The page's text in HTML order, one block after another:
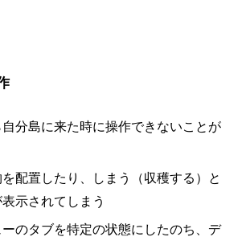
分島に来た時に操作できないことが
配置したり、しまう（収穫する）と
示されてしまう
のタブを特定の状態にしたのち、デ